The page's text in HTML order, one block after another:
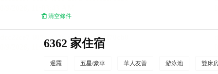
清空條件
6362 家住宿
暹羅 五星/豪華 華人友善 游泳池 雙床